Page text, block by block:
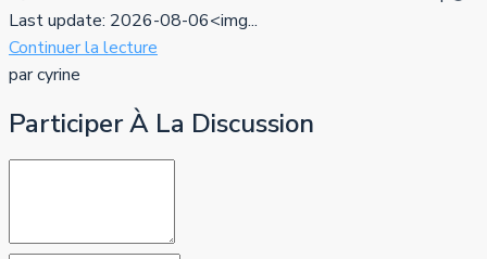
Last update: 2026-08-06<img...
Continuer la lecture
par cyrine
Participer À La Discussion